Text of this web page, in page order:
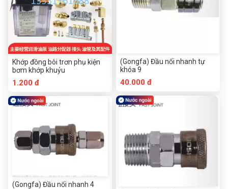
Khớp đồng bôi trơn phụ kiện
bơm khớp khuỷu
1.200 đ
(Gongfa) Đầu nối nhanh 4
(Gongfa) Đầu nối nhanh tự
khóa 9
40.000 đ